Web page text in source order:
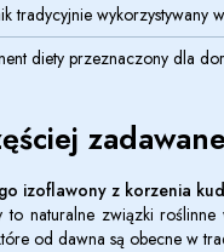
tradycyjnie wykorzystywany
diety przeznaczony dla
izoflawony z korzenia
to naturalne związki roślinne
od dawna są obecne w